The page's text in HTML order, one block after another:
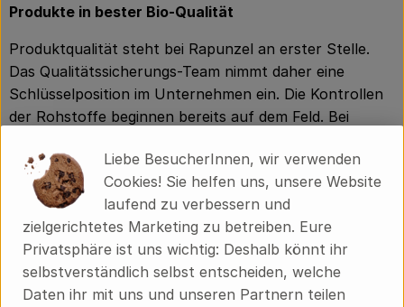
Produkte in bester Bio-Qualität
Produktqualität steht bei Rapunzel an erster Stelle.
Das Qualitätssicherungs-Team nimmt daher eine
Schlüsselposition im Unternehmen ein. Die Kontrollen
der Rohstoffe beginnen bereits auf dem Feld. Bei
beprobt. Zusätzlich werden sie durch anerkannte
externe Labors unabhängig analysiert.
Wie schon zu Beginn liegen Rapunzel auch heute die
persönlichen Kontakte zu den Lieferanten und
langfristige Partnerschaften besonders am Herzen.
Besuche vor Ort, Beratung durch eigene Agrar-
Liebe BesucherInnen, wir verwenden
Cookies! Sie helfen uns, unsere Website
laufend zu verbessern und
zielgerichtetes Marketing zu betreiben. Eure
Privatsphäre ist uns wichtig: Deshalb könnt ihr
selbstverständlich selbst entscheiden, welche
Daten ihr mit uns und unseren Partnern teilen